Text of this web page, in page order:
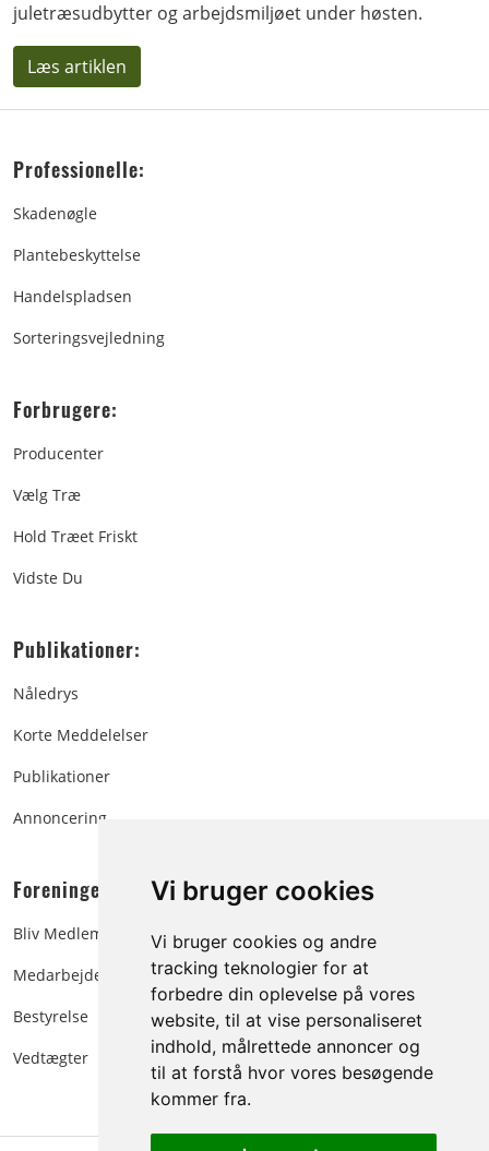
Vi bruger cookies
Vi bruger cookies og andre
tracking teknologier for at
forbedre din oplevelse på vores
website, til at vise personaliseret
indhold, målrettede annoncer og
til at forstå hvor vores besøgende
kommer fra.
juletræsudbytter og arbejdsmiljøet under høsten.
Læs artiklen
Professionelle:
Skadenøgle
Plantebeskyttelse
Handelspladsen
Sorteringsvejledning
Forbrugere:
Producenter
Vælg Træ
Hold Træet Friskt
Vidste Du
Publikationer:
Nåledrys
Korte Meddelelser
Publikationer
Annoncering
Foreningen:
Bliv Medlem
Medarbejdere
Bestyrelse
Vedtægter